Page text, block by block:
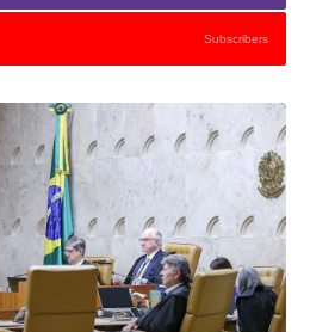
Subscribers